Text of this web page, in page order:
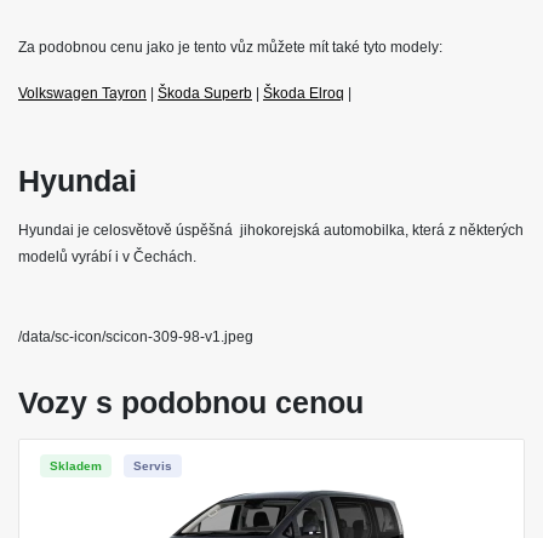
Za podobnou cenu jako je tento vůz můžete mít také tyto modely:
Volkswagen Tayron Škoda Superb Škoda Elroq
Hyundai
Hyundai je celosvětově úspěšná jihokorejská automobilka, která z některých
modelů vyrábí i v Čechách.
/data/sc-icon/scicon-309-98-v1.jpeg
Vozy s podobnou cenou
Skladem Servis